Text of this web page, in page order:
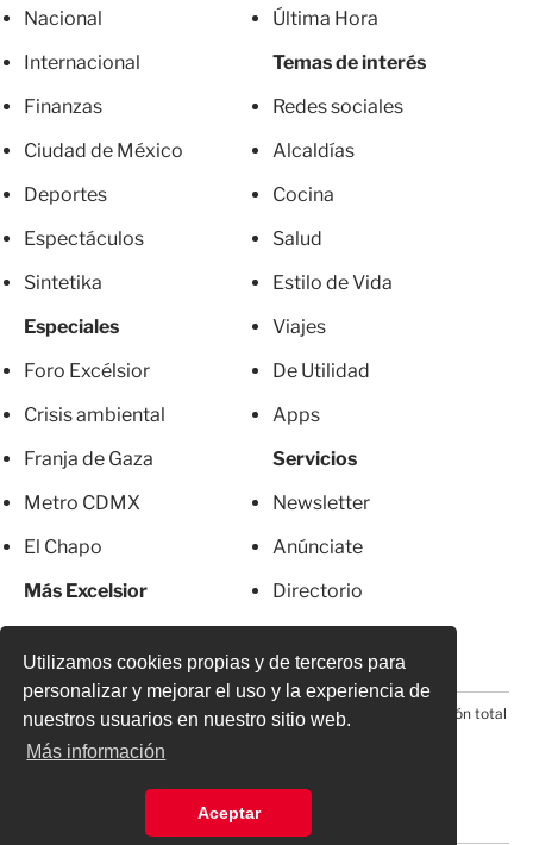
Utilizamos cookies propias y de terceros para
personalizar y mejorar el uso y la experiencia de
nuestros usuarios en nuestro sitio web.
Más información
Aceptar
Nacional
Internacional
Finanzas
Ciudad de México
Deportes
Espectáculos
Sintetika
Especiales
Foro Excélsior
Crisis ambiental
Franja de Gaza
Metro CDMX
El Chapo
Más Excelsior
Última Hora
Temas de interés
Redes sociales
Alcaldías
Cocina
Salud
Estilo de Vida
Viajes
De Utilidad
Apps
Servicios
Newsletter
Anúnciate
Directorio
© 2026 Todos los derechos reservados. Prohibida la reproducción total
o parcial, incluyendo cualquier medio electrónico*